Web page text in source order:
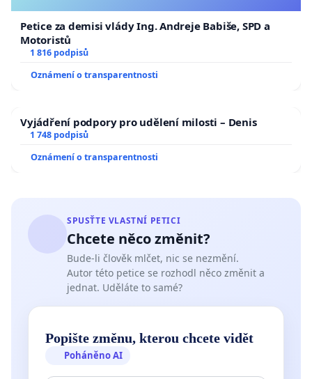
Petice za demisi vlády Ing. Andreje Babiše, SPD a
Motoristů
1 816 podpisů
Oznámení o transparentnosti
Vyjádření podpory pro udělení milosti – Denis
1 748 podpisů
Oznámení o transparentnosti
SPUSŤTE VLASTNÍ PETICI
Chcete něco změnit?
Bude-li člověk mlčet, nic se nezmění.
Autor této petice se rozhodl něco změnit a
jednat. Uděláte to samé?
Popište změnu, kterou chcete vidět
Poháněno AI